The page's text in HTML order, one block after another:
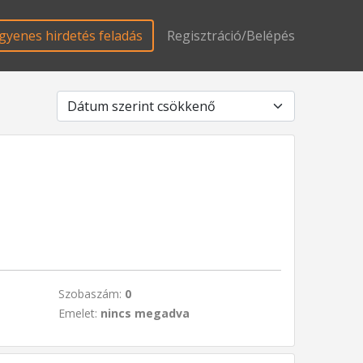
hirdetés feladás Regisztráció/Belépés
Szobaszám: 0
Emelet: nincs megadva